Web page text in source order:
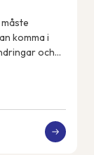
komma i
och